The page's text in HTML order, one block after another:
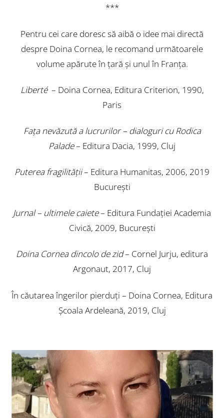
***
Pentru cei care doresc să aibă o idee mai directă
despre Doina Cornea, le recomand următoarele
volume apărute în ţară şi unul în Franţa.
Liberté – Doina Cornea, Editura Criterion, 1990,
Paris
Faţa nevăzută a lucrurilor – dialoguri cu Rodica
Palade– Editura Dacia, 1999, Cluj
Puterea fragilităţii– Editura Humanitas, 2006, 2019
Bucureşti
Jurnal – ultimele caiete– Editura Fundaţiei Academia
Civică, 2009, Bucureşti
Doina Cornea dincolo de zid– Cornel Jurju, editura
Argonaut, 2017, Cluj
În căutarea îngerilor pierduţi – Doina Cornea, Editura
Şcoala Ardeleană, 2019, Cluj